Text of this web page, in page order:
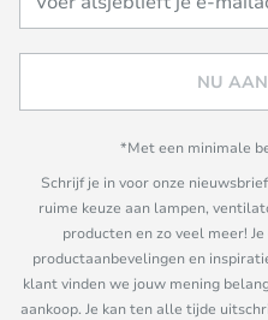
NU
*Met een minimale
Schrijf je in voor onze
ruime keuze aan lampen,
producten en zo veel meer!
productaanbevelingen en
klant vinden we jouw mening
aankoop. Je kan ten alle tijde